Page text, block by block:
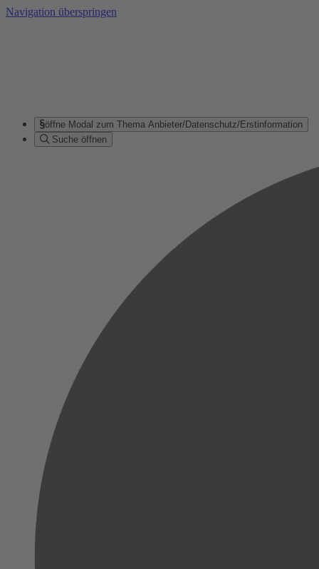
Navigation überspringen
öffne Modal zum Thema Anbieter/Datenschutz/Erstinformation
Suche öffnen